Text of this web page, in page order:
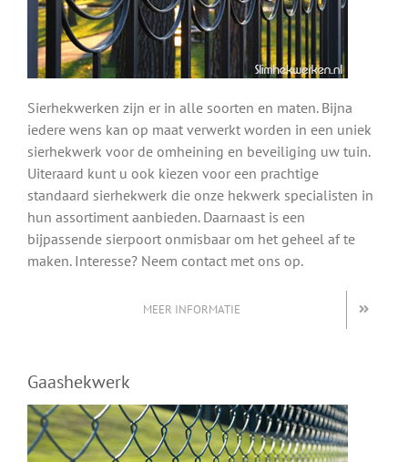
Sierhekwerken zijn er in alle soorten en maten. Bijna
iedere wens kan op maat verwerkt worden in een uniek
sierhekwerk voor de omheining en beveiliging uw tuin.
Uiteraard kunt u ook kiezen voor een prachtige
standaard sierhekwerk die onze hekwerk specialisten in
hun assortiment aanbieden. Daarnaast is een
bijpassende sierpoort onmisbaar om het geheel af te
maken. Interesse? Neem contact met ons op.
MEER INFORMATIE
Gaashekwerk